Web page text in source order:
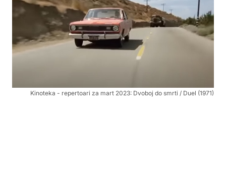
Kinoteka - repertoari za mart 2023: Dvoboj do smrti / Duel (1971)